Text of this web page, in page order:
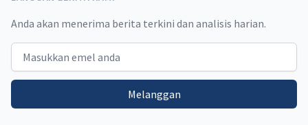
Anda akan menerima berita terkini dan analisis harian.
Email address
Melanggan